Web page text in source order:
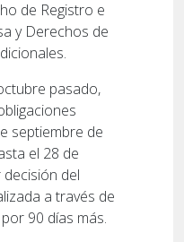
de Registro e
y Derechos de
pasado,
septiembre de
el 28 de
del
a través de
90 días más.